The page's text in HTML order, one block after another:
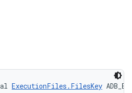
ExecutionFiles.FilesKey